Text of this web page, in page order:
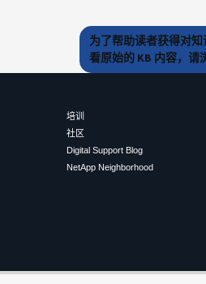
为了帮助读者获得对
看原始的 KB 内容，请
培训
社区
Digital Support Blog
NetApp Neighborhood